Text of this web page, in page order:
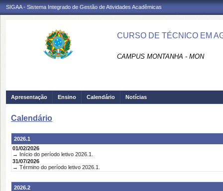
SIGAA - Sistema Integrado de Gestão de Atividades Acadêmicas
CURSO DE TÉCNICO EM
CAMPUS MONTANHA - MON
Apresentação Ensino Calendário Notícias
Calendário
2026.1
01/02/2026
→ Início do período letivo 2026.1.
31/07/2026
→ Término do período letivo 2026.1.
2026.2